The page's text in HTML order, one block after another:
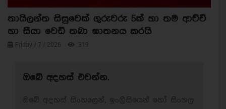
තායිලන්ත සිසුවෙක් ගුරුවරු 5ක් හා තම ආච්චි
හා සීයා වෙඩි තබා ඝාතනය කරයි
Friday / 7 / 2026 319
ඔබේ අදහස් එවන්න.